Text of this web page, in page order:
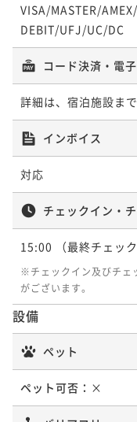
【食事処】お肉が
品』LOVELOVE肉を
【食事処】活鮑×姿
ＫＢグルメ会席（夢
二食付き 現地決済可
鮑の踊り焼き付き会
二食付き 事前決済可
VISA/MASTER/
DEBIT/UFJ/UC/DC
コード決済・電
詳細は、宿泊施設ま
インボイス
対応
チェックイン・
15:00 （最終チェッ
※チェックイン及びチェ
がございます。
設備
ペット
ペット可否： ×